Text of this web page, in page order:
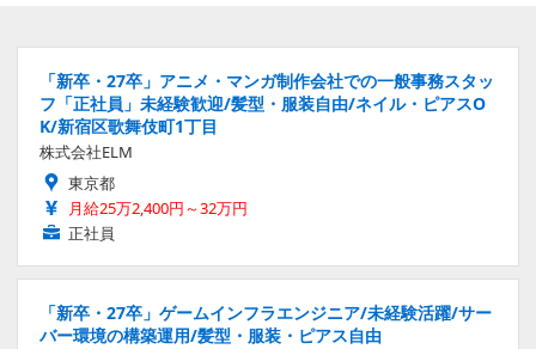
「新卒・27卒」アニメ・マンガ制作会社での一般事務スタッ
フ「正社員」未経験歓迎/髪型・服装自由/ネイル・ピアスO
K/新宿区歌舞伎町1丁目
株式会社ELM
東京都
月給25万2,400円～32万円
正社員
「新卒・27卒」ゲームインフラエンジニア/未経験活躍/サー
バー環境の構築運用/髪型・服装・ピアス自由